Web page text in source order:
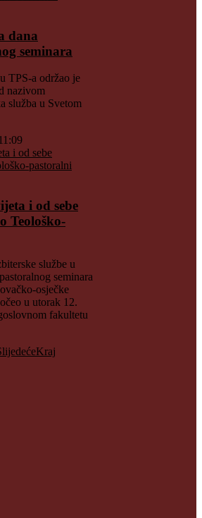
dana
seminara
TPS-a održao je
nazivom
služba u Svetom
i od sebe
Teološko-
službe u
seminara
osječke
u utorak 12.
fakultetu
Kraj